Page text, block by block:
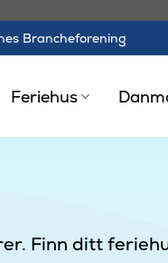
Brancheforening
Feriehus
Finn ditt